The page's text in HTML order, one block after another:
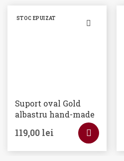
STOC EPUIZAT
Suport oval Gold
albastru hand-made
119,00 lei